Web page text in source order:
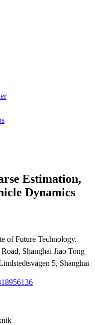
Estimation,
Dynamics
of Future Technology.
Shanghai Jiao Tong
5, Shanghai